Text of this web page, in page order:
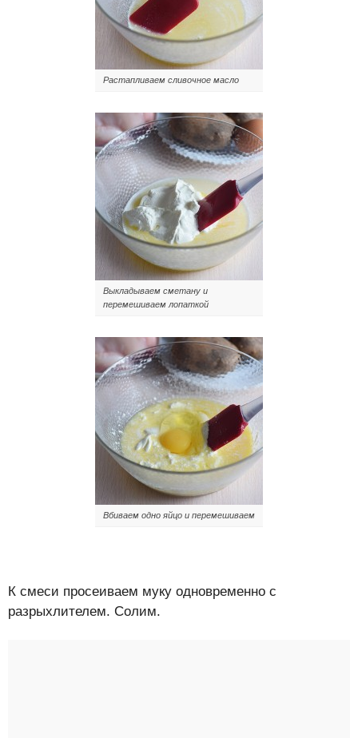
Растапливаем сливочное масло
Выкладываем сметану и
перемешиваем лопаткой
Вбиваем одно яйцо и перемешиваем
К смеси просеиваем муку одновременно с
разрыхлителем. Солим.